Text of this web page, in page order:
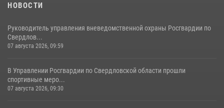
НОВОСТИ
Руководитель управления вневедомственной охраны Росгвардии по
Свердлов...
07 августа 2026, 09:59
В Управлении Росгвардии по Свердловской области прошли
спортивные меро...
07 августа 2026, 09:30